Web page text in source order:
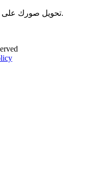
تحويل صورك على الفور إلى رسومات ذكاء اصطناعي آسرة.